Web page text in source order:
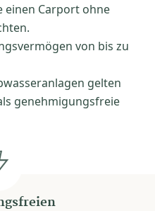
einen Carport ohne
von bis zu
gelten
genehmigungsfreie